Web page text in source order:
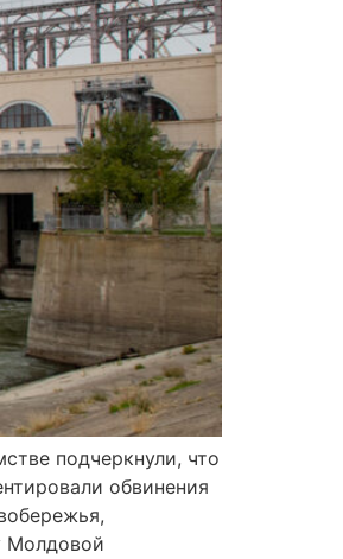
подчеркнули, что
обвинения
Молдовой